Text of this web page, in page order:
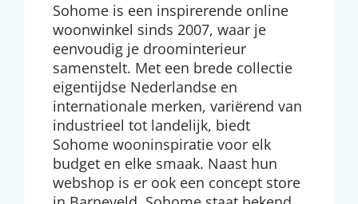
Sohome is een inspirerende online
woonwinkel sinds 2007, waar je
eenvoudig je droominterieur
samenstelt. Met een brede collectie
eigentijdse Nederlandse en
internationale merken, variërend van
industrieel tot landelijk, biedt
Sohome wooninspiratie voor elk
budget en elke smaak. Naast hun
webshop is er ook een concept store